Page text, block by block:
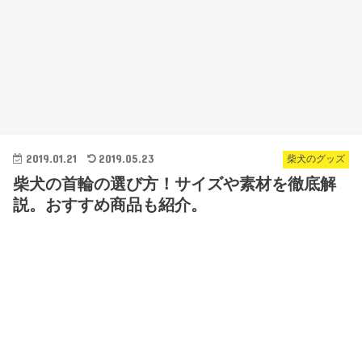
柴犬のグッズ
2019.01.21 2019.05.23
柴犬の首輪の選び方！サイズや素材を徹底解
説。おすすめ商品も紹介。